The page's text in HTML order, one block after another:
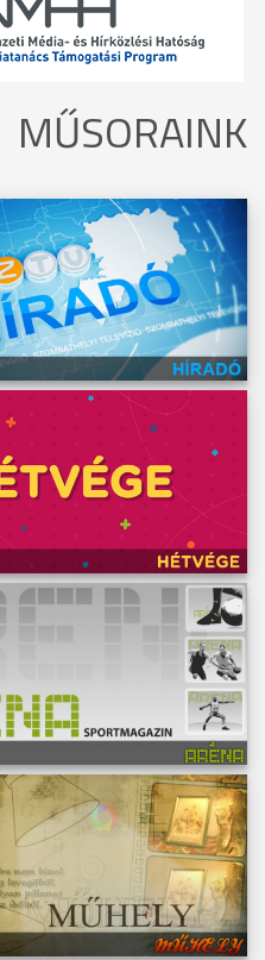
MŰSORAINK